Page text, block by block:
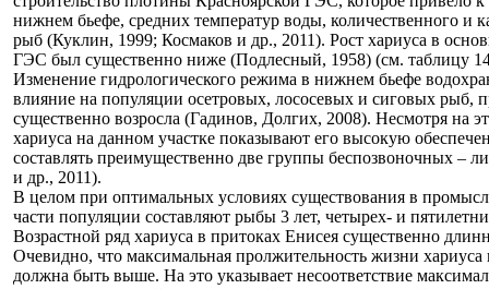
нижнем бьефе, средних температур воды, количественного и
рыб (Куклин, 1999; Космаков и др., 2011). Рост хариуса в
ГЭС был существенно ниже (Подлесный, 1958) (см. таблицу
Изменение гидрологического режима в нижнем бьефе
влияние на популяции осетровых, лососевых и сиговых рыб,
существенно возросла (Гадинов, Долгих, 2008). Несмотря на
хариуса на данном участке показывают его высокую
составлять преимущественно две группы беспозвоночных –
и др., 2011).
В целом при оптимальных условиях существования в
части популяции составляют рыбы 3 лет, четырех- и
Возрастной ряд хариуса в притоках Енисея существенно
Очевидно, что максимальная пролжительность жизни
должна быть выше. На это указывает несоответствие